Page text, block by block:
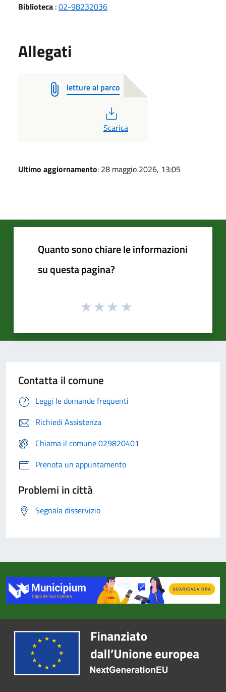
Biblioteca :02-98232036
Allegati
letture al parco
PDF
Scarica
Ultimo aggiornamento: 28 maggio 2026, 13:05
Quanto sono chiare le informazioni
su questa pagina?
Contatta il comune
Leggi le domande frequenti
Richiedi Assistenza
Chiama il comune 029820401
Prenota un appuntamento
Problemi in città
Segnala disservizio